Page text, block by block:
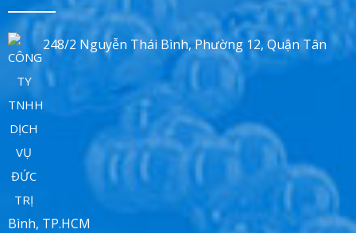
248/2 Nguyễn Thái Bình, Phường 12, Quận Tân
Bình, TP.HCM